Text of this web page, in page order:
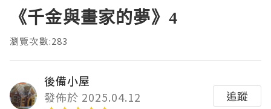
《千金與畫家的夢》4
瀏覽次數:283
後備小屋
發佈於 2025.04.12
追蹤